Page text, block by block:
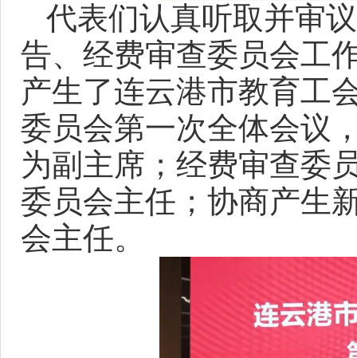
代表们认真听取并审
告、经费审查委员会工
产生了连云港市教育工
委员会第一次全体会议
为副主席；经费审查委
委员会主任；协商产生
会主任。